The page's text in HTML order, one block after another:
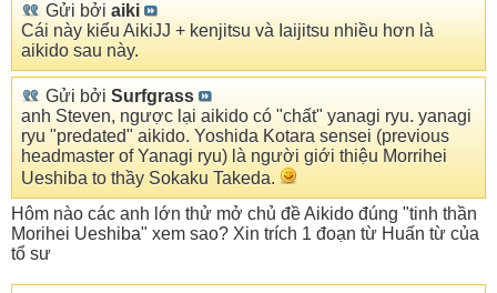
Gửi bởi aiki
Cái này kiểu AikiJJ + kenjitsu và Iaijitsu nhiều hơn là
aikido sau này.
Gửi bởi Surfgrass
anh Steven, ngược lại aikido có "chất" yanagi ryu. yanagi
ryu "predated" aikido. Yoshida Kotara sensei (previous
headmaster of Yanagi ryu) là người giới thiệu Morrihei
Ueshiba to thầy Sokaku Takeda.
Hôm nào các anh lớn thử mở chủ đề Aikido đúng "tinh thần
Morihei Ueshiba" xem sao? Xin trích 1 đoạn từ Huấn từ của
tổ sư